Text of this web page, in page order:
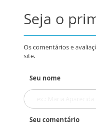
Seja o
Os comentários e
site.
Seu nome
Seu comentário